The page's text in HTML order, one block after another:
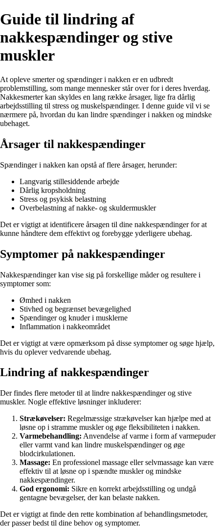
Guide til lindring af
nakkespændinger og stive
muskler
At opleve smerter og spændinger i nakken er en udbredt
problemstilling, som mange mennesker står over for i deres hverdag.
Nakkesmerter kan skyldes en lang række årsager, lige fra dårlig
arbejdsstilling til stress og muskelspændinger. I denne guide vil vi se
nærmere på, hvordan du kan lindre spændinger i nakken og mindske
ubehaget.
Årsager til nakkespændinger
Spændinger i nakken kan opstå af flere årsager, herunder:
Langvarig stillesiddende arbejde
Dårlig kropsholdning
Stress og psykisk belastning
Overbelastning af nakke- og skuldermuskler
Det er vigtigt at identificere årsagen til dine nakkespændinger for at
kunne håndtere dem effektivt og forebygge yderligere ubehag.
Symptomer på nakkespændinger
Nakkespændinger kan vise sig på forskellige måder og resultere i
symptomer som:
Ømhed i nakken
Stivhed og begrænset bevægelighed
Spændinger og knuder i musklerne
Inflammation i nakkeområdet
Det er vigtigt at være opmærksom på disse symptomer og søge hjælp,
hvis du oplever vedvarende ubehag.
Lindring af nakkespændinger
Der findes flere metoder til at lindre nakkespændinger og stive
muskler. Nogle effektive løsninger inkluderer:
Strækøvelser: Regelmæssige strækøvelser kan hjælpe med at
løsne op i stramme muskler og øge fleksibiliteten i nakken.
Varmebehandling: Anvendelse af varme i form af varmepuder
eller varmt vand kan lindre muskelspændinger og øge
blodcirkulationen.
Massage: En professionel massage eller selvmassage kan være
effektiv til at løsne op i spændte muskler og mindske
nakkespændinger.
God ergonomi: Sikre en korrekt arbejdsstilling og undgå
gentagne bevægelser, der kan belaste nakken.
Det er vigtigt at finde den rette kombination af behandlingsmetoder,
der passer bedst til dine behov og symptomer.